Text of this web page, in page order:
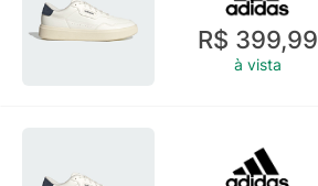
R$ 399,99
à vista